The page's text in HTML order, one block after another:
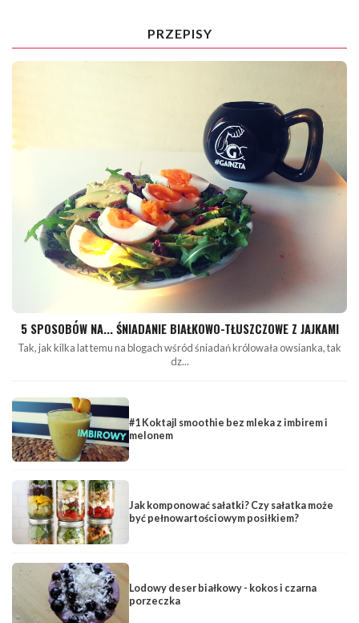
PRZEPISY
5 SPOSOBÓW NA... ŚNIADANIE BIAŁKOWO-TŁUSZCZOWE Z JAJKAMI
Tak, jak kilka lat temu na blogach wśród śniadań królowała owsianka, tak
dz...
#1 Koktajl smoothie bez mleka z imbirem i
melonem
Jak komponować sałatki? Czy sałatka może
być pełnowartościowym posiłkiem?
Lodowy deser białkowy - kokos i czarna
porzeczka